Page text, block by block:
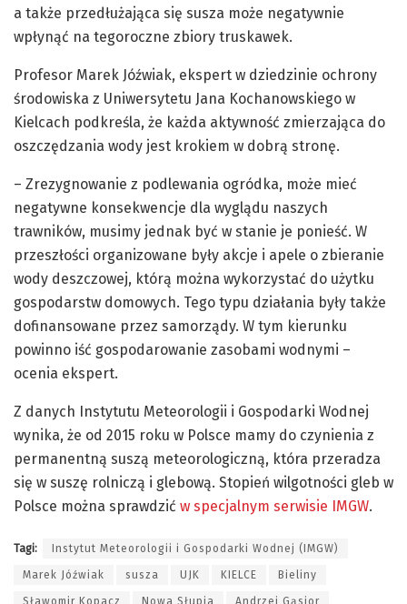
a także przedłużająca się susza może negatywnie
wpłynąć na tegoroczne zbiory truskawek.
Profesor Marek Jóźwiak, ekspert w dziedzinie ochrony
środowiska z Uniwersytetu Jana Kochanowskiego w
Kielcach podkreśla, że każda aktywność zmierzająca do
oszczędzania wody jest krokiem w dobrą stronę.
– Zrezygnowanie z podlewania ogródka, może mieć
negatywne konsekwencje dla wyglądu naszych
trawników, musimy jednak być w stanie je ponieść. W
przeszłości organizowane były akcje i apele o zbieranie
wody deszczowej, którą można wykorzystać do użytku
gospodarstw domowych. Tego typu działania były także
dofinansowane przez samorządy. W tym kierunku
powinno iść gospodarowanie zasobami wodnymi –
ocenia ekspert.
Z danych Instytutu Meteorologii i Gospodarki Wodnej
wynika, że od 2015 roku w Polsce mamy do czynienia z
permanentną suszą meteorologiczną, która przeradza
się w suszę rolniczą i glebową. Stopień wilgotności gleb w
Polsce można sprawdzić w specjalnym serwisie IMGW.
Tagi: Instytut Meteorologii i Gospodarki Wodnej (IMGW)
Marek Jóźwiak susza UJK KIELCE Bieliny